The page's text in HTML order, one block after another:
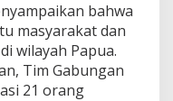
bahwa
masyarakat dan
wilayah Papua.
Tim Gabungan
21 orang